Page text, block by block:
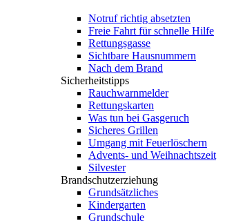
Notruf richtig absetzten
Freie Fahrt für schnelle Hilfe
Rettungsgasse
Sichtbare Hausnummern
Nach dem Brand
Sicherheitstipps
Rauchwarnmelder
Rettungskarten
Was tun bei Gasgeruch
Sicheres Grillen
Umgang mit Feuerlöschern
Advents- und Weihnachtszeit
Silvester
Brandschutzerziehung
Grundsätzliches
Kindergarten
Grundschule